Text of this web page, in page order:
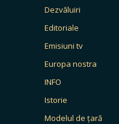
Dezvăluiri
Editoriale
Emisiuni tv
Europa nostra
INFO
Istorie
Modelul de țară